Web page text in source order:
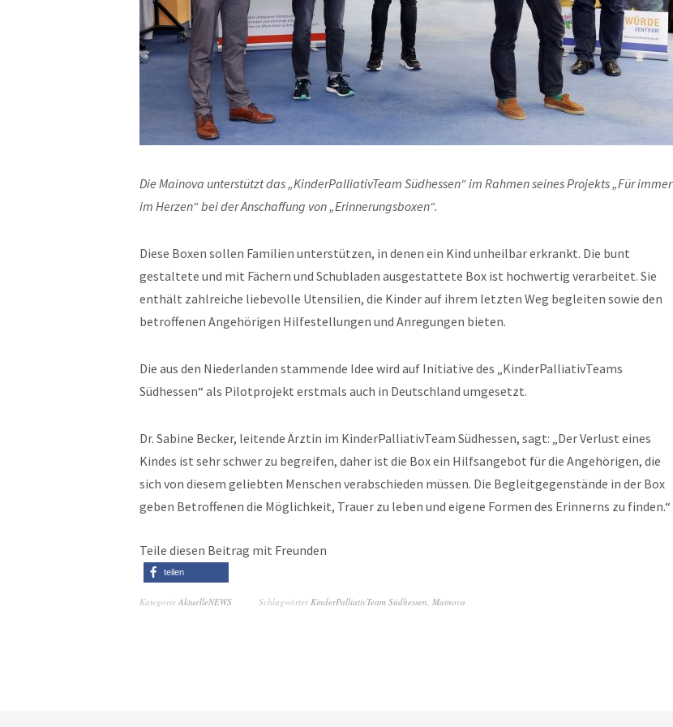
Die Mainova unterstützt das „KinderPalliativTeam Südhessen“ im Rahmen seines Projekts „Für immer
im Herzen“ bei der Anschaffung von „Erinnerungsboxen“.
Diese Boxen sollen Familien unterstützen, in denen ein Kind unheilbar erkrankt. Die bunt
gestaltete und mit Fächern und Schubladen ausgestattete Box ist hochwertig verarbeitet. Sie
enthält zahlreiche liebevolle Utensilien, die Kinder auf ihrem letzten Weg begleiten sowie den
betroffenen Angehörigen Hilfestellungen und Anregungen bieten.
Die aus den Niederlanden stammende Idee wird auf Initiative des „KinderPalliativTeams
Südhessen“ als Pilotprojekt erstmals auch in Deutschland umgesetzt.
Dr. Sabine Becker, leitende Ärztin im KinderPalliativTeam Südhessen, sagt: „Der Verlust eines
Kindes ist sehr schwer zu begreifen, daher ist die Box ein Hilfsangebot für die Angehörigen, die
sich von diesem geliebten Menschen verabschieden müssen. Die Begleitgegenstände in der Box
geben Betroffenen die Möglichkeit, Trauer zu leben und eigene Formen des Erinnerns zu finden.“
Teile diesen Beitrag mit Freunden
teilen
Kategorie AktuelleNEWS SchlagwörterKinderPalliativTeam Südhessen, Mainova